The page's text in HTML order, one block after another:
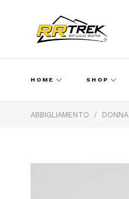
HOME SHOP
ABBIGLIAMENTO / DONNA